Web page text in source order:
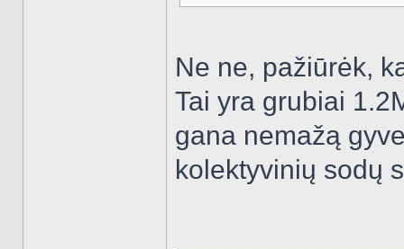
Ne ne, pažiūrėk,
Tai yra grubiai
gana nemažą
kolektyvinių sodų